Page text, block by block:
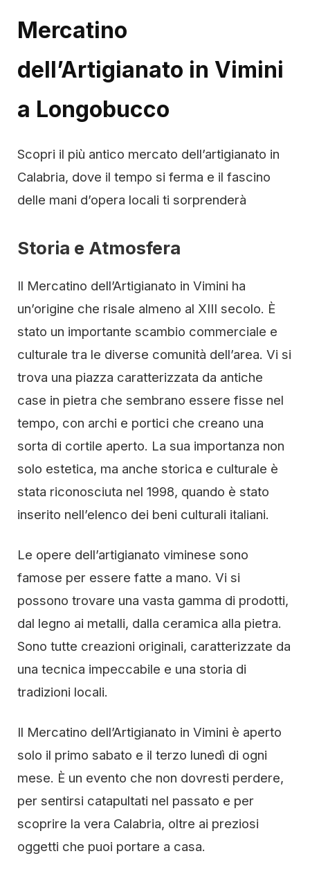
Mercatino
dell’Artigianato in Vimini
a Longobucco
Scopri il più antico mercato dell’artigianato in
Calabria, dove il tempo si ferma e il fascino
delle mani d’opera locali ti sorprenderà
Storia e Atmosfera
Il Mercatino dell’Artigianato in Vimini ha
un’origine che risale almeno al XIII secolo. È
stato un importante scambio commerciale e
culturale tra le diverse comunità dell’area. Vi si
trova una piazza caratterizzata da antiche
case in pietra che sembrano essere fisse nel
tempo, con archi e portici che creano una
sorta di cortile aperto. La sua importanza non
solo estetica, ma anche storica e culturale è
stata riconosciuta nel 1998, quando è stato
inserito nell’elenco dei beni culturali italiani.
Le opere dell’artigianato viminese sono
famose per essere fatte a mano. Vi si
possono trovare una vasta gamma di prodotti,
dal legno ai metalli, dalla ceramica alla pietra.
Sono tutte creazioni originali, caratterizzate da
una tecnica impeccabile e una storia di
tradizioni locali.
Il Mercatino dell’Artigianato in Vimini è aperto
solo il primo sabato e il terzo lunedì di ogni
mese. È un evento che non dovresti perdere,
per sentirsi catapultati nel passato e per
scoprire la vera Calabria, oltre ai preziosi
oggetti che puoi portare a casa.